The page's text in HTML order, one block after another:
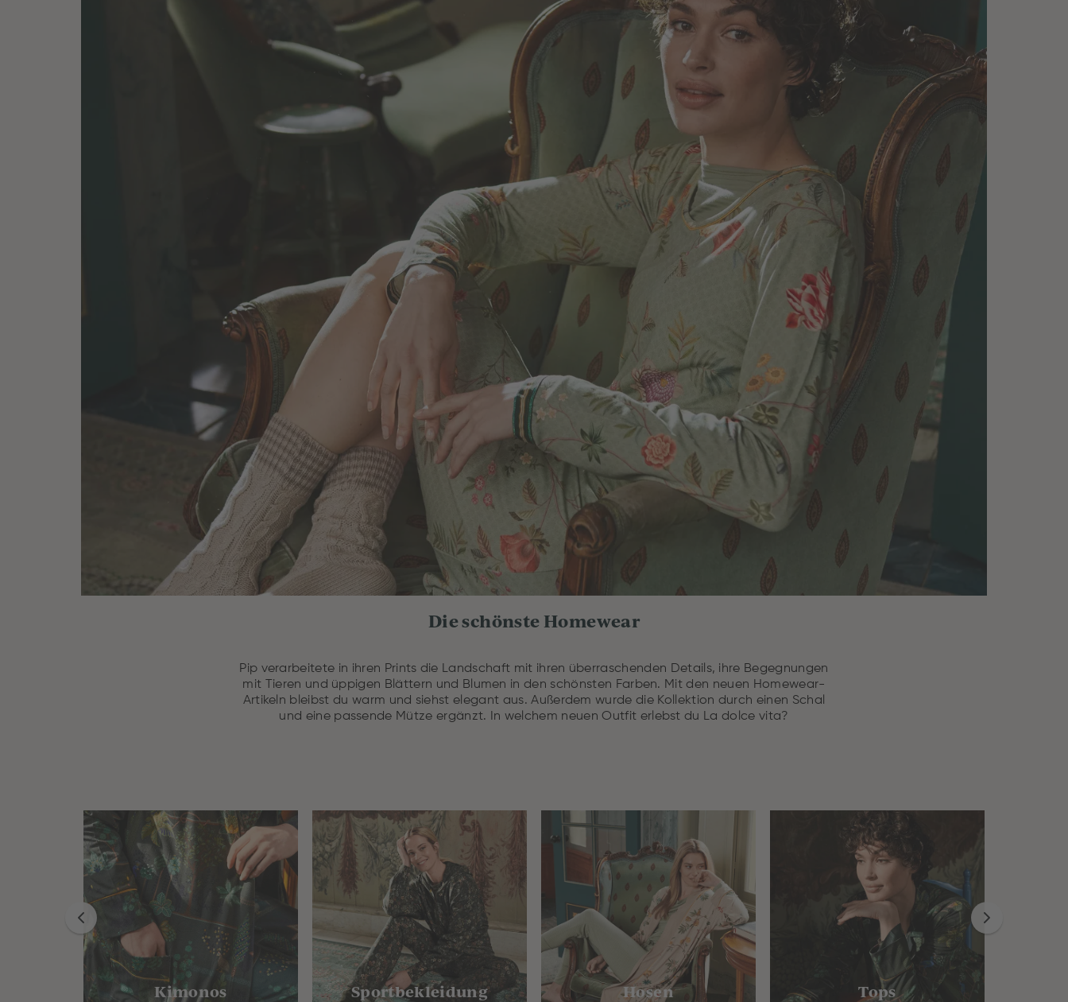
Die schönste Homewear
Pip verarbeitete in ihren Prints die Landschaft mit ihren überraschenden Details, ihre Begegnungen
mit Tieren und üppigen Blättern und Blumen in den schönsten Farben. Mit den neuen Homewear-
Artikeln bleibst du warm und siehst elegant aus. Außerdem wurde die Kollektion durch einen Schal
und eine passende Mütze ergänzt. In welchem neuen Outfit erlebst du La dolce vita?
Kimonos Sportbekleidung Hosen Tops